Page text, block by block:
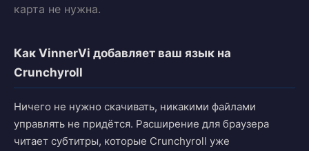
карта не нужна.
Как VinnerVi добавляет ваш язык на
Crunchyroll
Ничего не нужно скачивать, никакими файлами
управлять не придётся. Расширение для браузера
читает субтитры, которые Crunchyroll уже